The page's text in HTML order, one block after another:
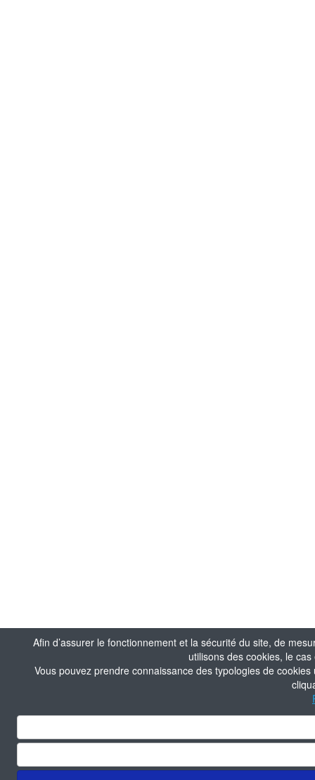
Afin d’assurer le fonctionnement et la sécurité du site, de
utilisons des cookies, le
Vous pouvez prendre connaissance des typologies de